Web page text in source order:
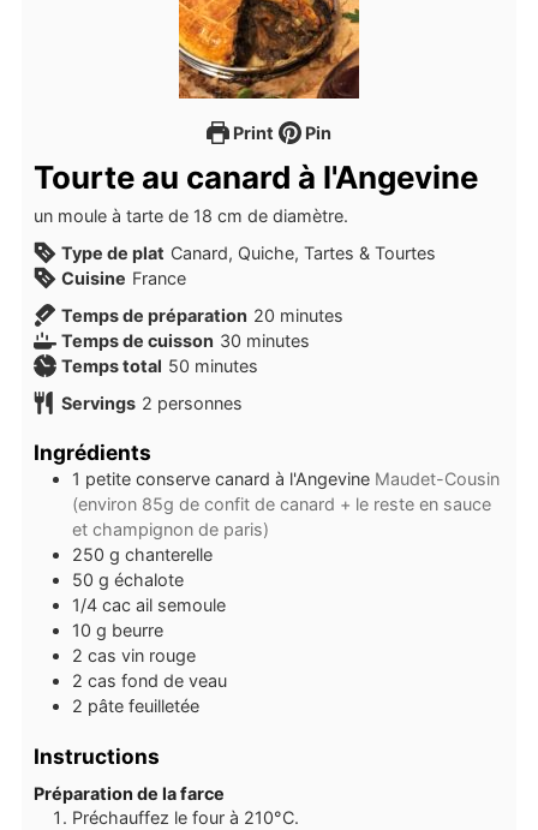
Print Pin
Tourte au canard à l'Angevine
un moule à tarte de 18 cm de diamètre.
Type de plat Canard, Quiche, Tartes & Tourtes
Cuisine France
Temps de préparation 20 minutes
minutes
Temps de cuisson 30 minutes
minutes
Temps total 50 minutes
minutes
Servings 2 personnes
Ingrédients
1 petite conserve canard à l'Angevine Maudet-Cousin
(environ 85g de confit de canard + le reste en sauce
et champignon de paris)
250 g chanterelle
50 g échalote
1/4 cac ail semoule
10 g beurre
2 cas vin rouge
2 cas fond de veau
2 pâte feuilletée
Instructions
Préparation de la farce
Préchauffez le four à 210°C.